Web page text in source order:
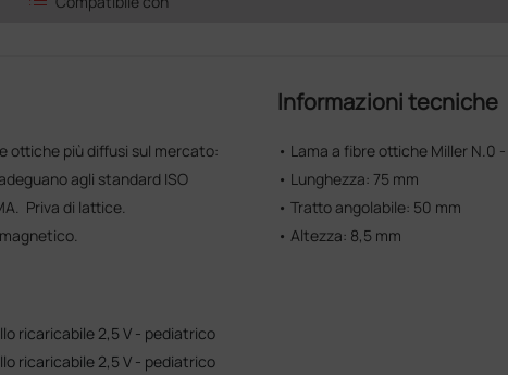
ottiche più diffusi sul mercato:
agli standard ISO
Priva di lattice.
ricaricabile 2,5 V - pediatrico
ricaricabile 2,5 V - pediatrico
Informazioni tecniche
• Lama a fibre ottiche Miller N.0
• Lunghezza: 75 mm
• Tratto angolabile: 50 mm
• Altezza: 8,5 mm